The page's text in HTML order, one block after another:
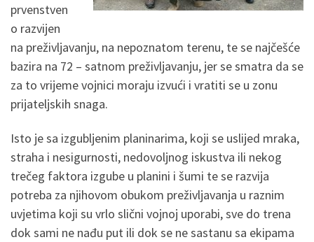
prvenstven
o razvijen
na preživljavanju, na nepoznatom terenu, te se najčešće
bazira na 72 – satnom preživljavanju, jer se smatra da se
za to vrijeme vojnici moraju izvući i vratiti se u zonu
prijateljskih snaga.
Isto je sa izgubljenim planinarima, koji se uslijed mraka,
straha i nesigurnosti, nedovoljnog iskustva ili nekog
trečeg faktora izgube u planini i šumi te se razvija
potreba za njihovom obukom preživljavanja u raznim
uvjetima koji su vrlo slični vojnoj uporabi, sve do trena
dok sami ne nađu put ili dok se ne sastanu sa ekipama